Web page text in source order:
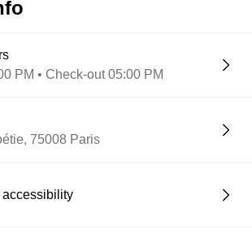
PM • Check-out 05:00 PM
75008 Paris